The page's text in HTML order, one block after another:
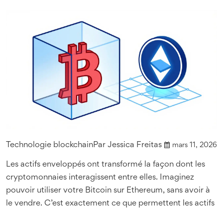
Technologie blockchainPar Jessica Freitas mars 11, 2026
Les actifs enveloppés ont transformé la façon dont les
cryptomonnaies interagissent entre elles. Imaginez
pouvoir utiliser votre Bitcoin sur Ethereum, sans avoir à
le vendre. C’est exactement ce que permettent les actifs